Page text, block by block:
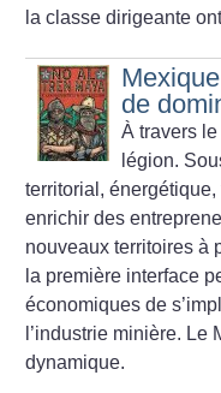
la classe dirigeante
de
À travers
légion.
territorial,
enrichir des
nouveaux territoires à
la première interface
économiques de
l’industrie minière. Le
dynamique.